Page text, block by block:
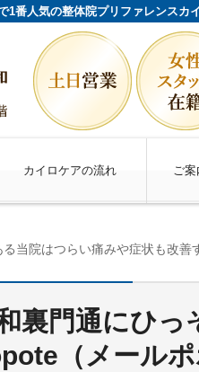
1番人気の整体院プリファレンスカ
カイロケアの流れ ご
当院はつらい痛みや症状も改善
裏門通にひっ
（メールポ